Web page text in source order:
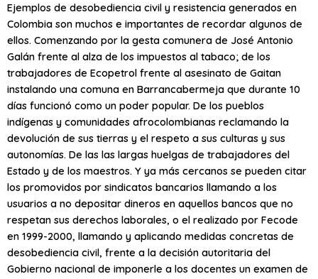
Ejemplos de desobediencia civil y resistencia generados en
Colombia son muchos e importantes de recordar algunos de
ellos. Comenzando por la gesta comunera de José Antonio
Galán frente al alza de los impuestos al tabaco; de los
trabajadores de Ecopetrol frente al asesinato de Gaitan
instalando una comuna en Barrancabermeja que durante 10
días funcionó como un poder popular. De los pueblos
indígenas y comunidades afrocolombianas reclamando la
devolución de sus tierras y el respeto a sus culturas y sus
autonomías. De las las largas huelgas de trabajadores del
Estado y de los maestros. Y ya más cercanos se pueden citar
los promovidos por sindicatos bancarios llamando a los
usuarios a no depositar dineros en aquellos bancos que no
respetan sus derechos laborales, o el realizado por Fecode
en 1999-2000, llamando y aplicando medidas concretas de
desobediencia civil, frente a la decisión autoritaria del
Gobierno nacional de imponerle a los docentes un examen de